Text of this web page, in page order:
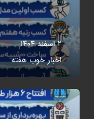
۲ اسفند ۱۴۰۴
اخبار خوب هفته